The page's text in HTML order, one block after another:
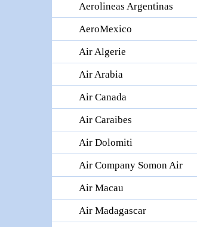
Aerolineas Argentinas
AeroMexico
Air Algerie
Air Arabia
Air Canada
Air Caraibes
Air Dolomiti
Air Company Somon Air
Air Macau
Air Madagascar